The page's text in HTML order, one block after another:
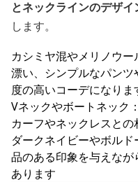
とネックラインのデザイ
します。
カシミヤ混やメリノウ
漂い、シンプルなパン
度の高いコーデになりま
Vネックやボートネック
カーフやネックレスと
ダークネイビーやボルド
品のある印象を与えな
あります